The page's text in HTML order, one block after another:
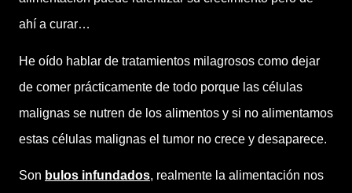
ahí a curar…
He oído hablar de tratamientos milagrosos como dejar
de comer prácticamente de todo porque las células
malignas se nutren de los alimentos y si no alimentamos
estas células malignas el tumor no crece y desaparece.
Son bulos infundados, realmente la alimentación nos